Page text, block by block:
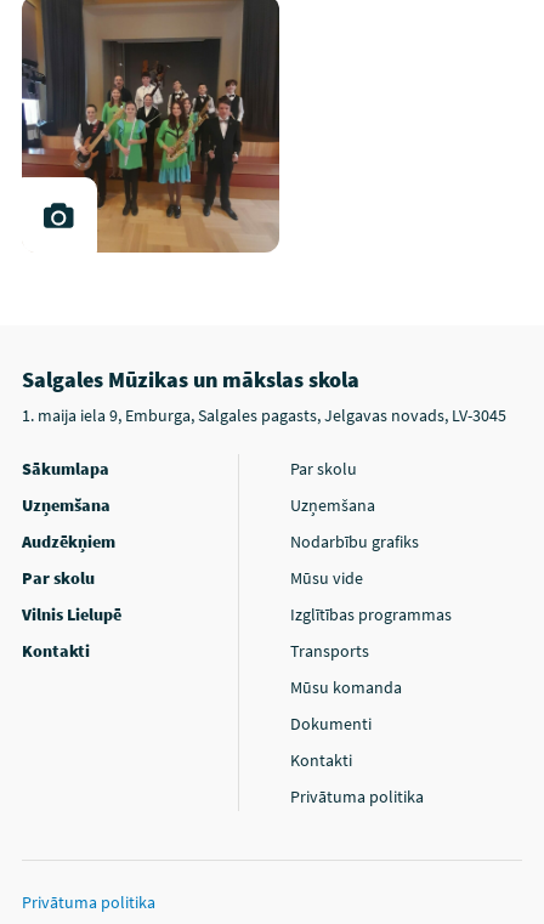
Salgales Mūzikas un mākslas skola
1. maija iela 9, Emburga, Salgales pagasts, Jelgavas novads, LV-3045
Sākumlapa
Uzņemšana
Audzēkņiem
Par skolu
Vilnis Lielupē
Kontakti
Par skolu
Uzņemšana
Nodarbību grafiks
Mūsu vide
Izglītības programmas
Transports
Mūsu komanda
Dokumenti
Kontakti
Privātuma politika
Privātuma politika